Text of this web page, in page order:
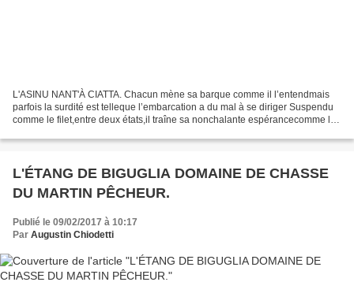
L'ASINU NANT'À CIATTA. Chacun mène sa barque comme il l’entendmais
parfois la surdité est telleque l’embarcation a du mal à se diriger Suspendu
comme le filet,entre deux états,il traîne sa nonchalante espérancecomme le
L'ÉTANG DE BIGUGLIA DOMAINE DE CHASSE
DU MARTIN PÊCHEUR.
Publié le 09/02/2017 à 10:17
Par Augustin Chiodetti